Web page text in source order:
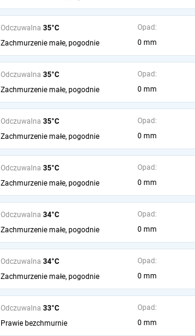
Odczuwalna 35°C
Zachmurzenie małe, pogodnie
Opad:
0 mm
Odczuwalna 35°C
Zachmurzenie małe, pogodnie
Opad:
0 mm
Odczuwalna 35°C
Zachmurzenie małe, pogodnie
Opad:
0 mm
Odczuwalna 35°C
Zachmurzenie małe, pogodnie
Opad:
0 mm
Odczuwalna 34°C
Zachmurzenie małe, pogodnie
Opad:
0 mm
Odczuwalna 34°C
Zachmurzenie małe, pogodnie
Opad:
0 mm
Odczuwalna 33°C
Prawie bezchmurnie
Opad:
0 mm